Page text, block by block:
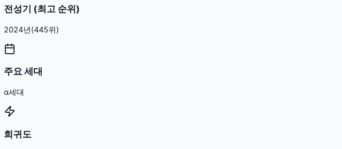
전성기 (최고 순위)
2024년(445위)
주요 세대
α세대
희귀도